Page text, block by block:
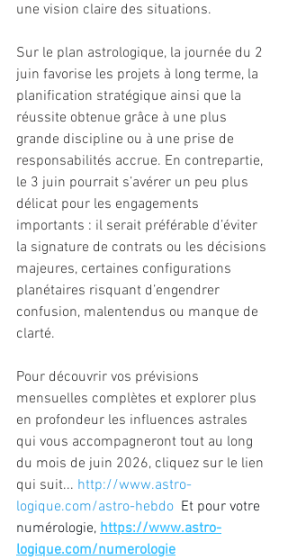
une vision claire des situations.
Sur le plan astrologique, la journée du 2
juin favorise les projets à long terme, la
planification stratégique ainsi que la
réussite obtenue grâce à une plus
grande discipline ou à une prise de
responsabilités accrue. En contrepartie,
le 3 juin pourrait s’avérer un peu plus
délicat pour les engagements
importants : il serait préférable d’éviter
la signature de contrats ou les décisions
majeures, certaines configurations
planétaires risquant d’engendrer
confusion, malentendus ou manque de
clarté.
Pour découvrir vos prévisions
mensuelles complètes et explorer plus
en profondeur les influences astrales
qui vous accompagneront tout au long
du mois de juin 2026, cliquez sur le lien
qui suit... http://www.astro-
logique.com/astro-hebdo Et pour votre
numérologie, https://www.astro-
logique.com/numerologie